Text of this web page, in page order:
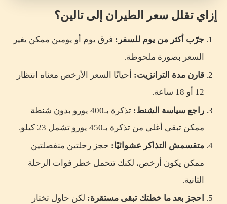
إزاي تقلل سعر الطيران إلى تالين؟
جرّب أكثر من يوم للسفر: فرق يوم أو يومين ممكن يغير
السعر بصورة ملحوظة.
قارن مدة الترانزيت: أحيانًا السعر الأرخص معناه انتظار
12 أو 18 ساعة.
راجع سياسة الشنط:
تذكرة بـ400 يورو بدون شنطة
ممكن تبقى أغلى من تذكرة بـ450 يورو تشمل 23 كيلو.
متقسمش التذاكر عشوائيًا: حجز رحلتين منفصلتين
ممكن يكون أرخص، لكنك تتحمل خطر فوات الرحلة
الثانية.
احجز بعد ما خطتك تبقى مستقرة: لكن حاول تختار